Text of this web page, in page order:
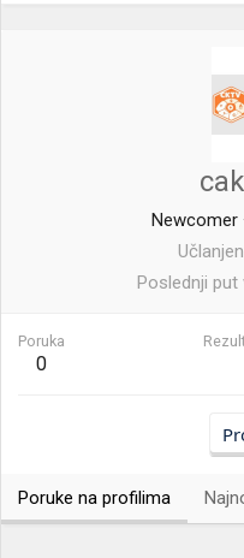
Newcomer ·
Poslednji put
Poruka
0
Poruke na profilima